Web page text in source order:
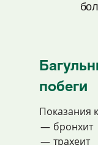
побеги
Показания
бронхит
трахеит